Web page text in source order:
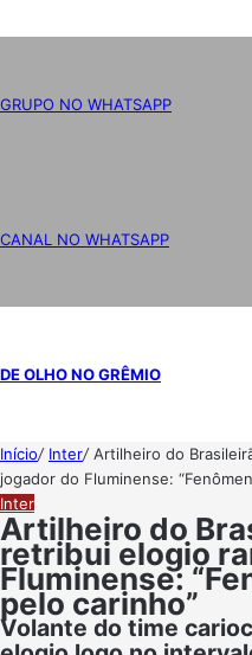
GRUPO NO WHATSAPP
CANAL NO WHATSAPP
DE OLHO NO GRÊMIO
Início/ Inter/Artilheiro do
jogador do Fluminense:
Inter
Artilheiro do
retribui elogio
Fluminense:
pelo carinho”
Volante do time